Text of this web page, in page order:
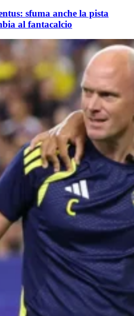
sfuma anche la pista
al fantacalcio